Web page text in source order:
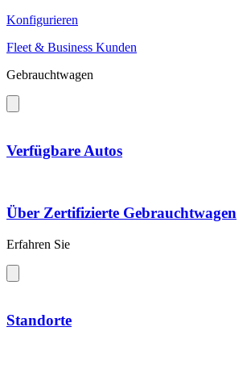
Konfigurieren
Fleet & Business Kunden
Gebrauchtwagen
Verfügbare Autos
Über Zertifizierte Gebrauchtwagen
Erfahren Sie
Standorte